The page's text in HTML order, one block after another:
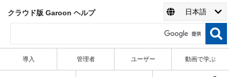
クラウド版 Garoon ヘルプ 日本語
導入 管理者 ユーザー 動画で学ぶ